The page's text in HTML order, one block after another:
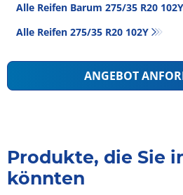
Alle Reifen Barum 275/35 R20 102Y
Alle Reifen‎ 275/35 R20 102Y
ANGEBOT
Produkte, die Sie
könnten